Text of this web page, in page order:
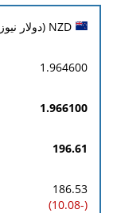
1.964600
1.966100
196.61
186.53
(-10.08)